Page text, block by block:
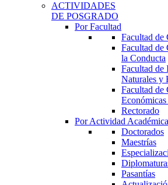
ACTIVIDADES
DE POSGRADO
Por Facultad
Facultad de
Facultad de
la Conducta
Facultad de
Naturales y
Facultad de
Rectorado
Por Actividad Académica
Doctorados
Maestrías
Pasantías